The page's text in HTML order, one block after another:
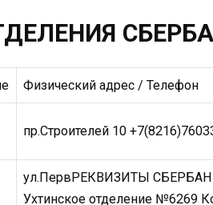
Физический адрес / Телефон
пр.Строителей 10
ул.ПервРЕКВИЗИТЫ
Ухтинское отделение №6269